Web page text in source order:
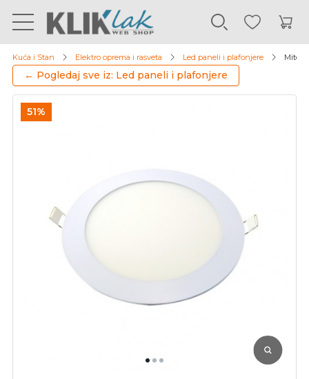
Kuća i Stan Elektro oprema i rasveta Led paneli i plafonjere Mitea
← Pogledaj sve iz: Led paneli i plafonjere
51%